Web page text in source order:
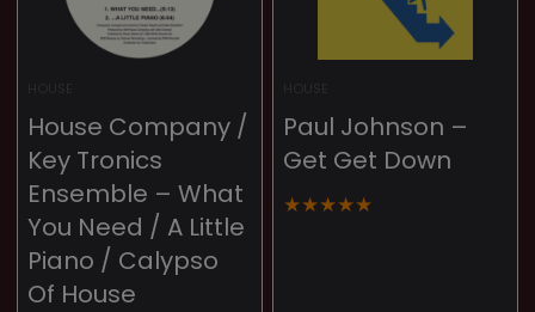
House Company /
Key Tronics
Ensemble – What
You Need / A Little
Piano / Calypso
Of House
Paul Johnson –
Get Get Down
★★★★★